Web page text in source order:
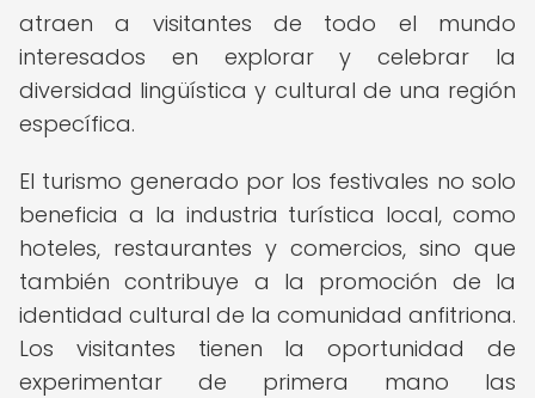
atraen a visitantes de todo el mundo
interesados en explorar y celebrar la
diversidad lingüística y cultural de una región
específica.
El turismo generado por los festivales no solo
beneficia a la industria turística local, como
hoteles, restaurantes y comercios, sino que
también contribuye a la promoción de la
identidad cultural de la comunidad anfitriona.
Los visitantes tienen la oportunidad de
experimentar de primera mano las